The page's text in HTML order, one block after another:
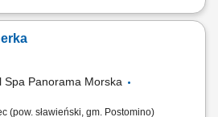
przygotowywaniu posiłków;
Spa Panorama Morska
(pow. sławieński, gm. Postomino)